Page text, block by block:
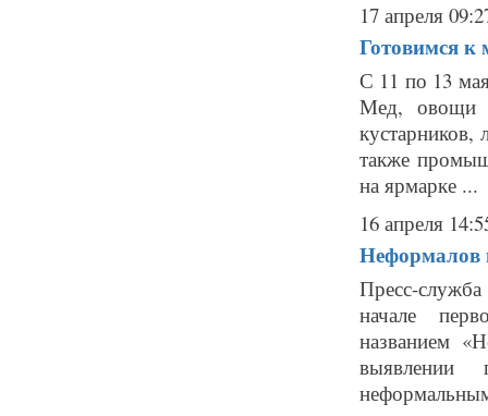
17 апреля
Готовимся к
С 11 по 13
Мед, овощи
кустарников,
также
на ярмарке ...
16 апреля
Неформалов
Пресс-
начале
названием
выявлении